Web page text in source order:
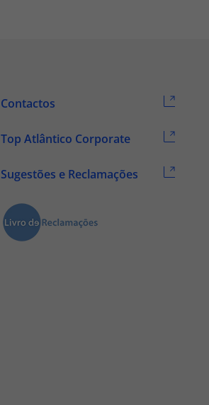
Contactos
Top Atlântico Corporate
Sugestões e Reclamações